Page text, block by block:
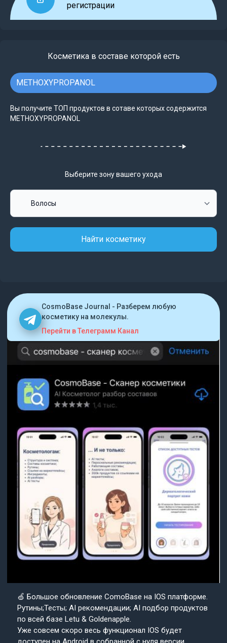
регистрации
Косметика в составе которой есть
METHOXYPROPANOL
Вы получите ТОП продуктов в сотаве которых содержится
METHOXYPROPANOL
Выберите зону вашего ухода
Найти косметику
CosmoBase Journal - Разберем любую
косметику на молекулы.
Перейти в Телеграмм Канал
🍏 Большое обновление ComoBase на IOS платформе.
Рутины;Тесты; AI рекомендации; AI подбор продуктов
по всей базе Letu & Goldenapple.
Уже совсем скоро весь функционал IOS будет